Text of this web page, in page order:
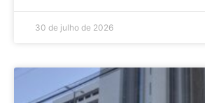
30 de julho de 2026